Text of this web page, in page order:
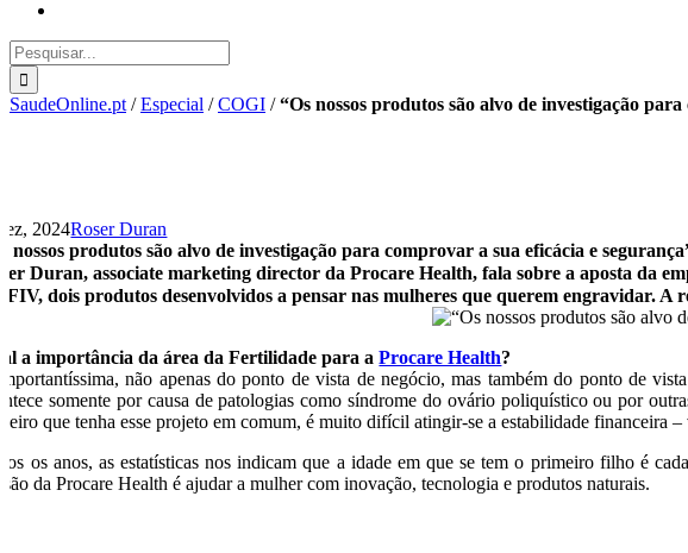
Pesquisar
SaudeOnline.pt /Especial /COGI /“Os nossos produtos são alvo de investigação
2024Roser Duran
nossos produtos são alvo de investigação para comprovar a sua eficácia e
Duran, associate marketing director da Procare Health, fala sobre a aposta da
dois produtos desenvolvidos a pensar nas mulheres que querem engravidar. A
a importância da área da Fertilidade para aProcare Health?
não apenas do ponto de vista de negócio, mas também do ponto de
somente por causa de patologias como síndrome do ovário poliquístico ou por
que tenha esse projeto em comum, é muito difícil atingir-se a estabilidade financeira
os anos, as estatísticas nos indicam que a idade em que se tem o primeiro filho é
da Procare Health é ajudar a mulher com inovação, tecnologia e produtos naturais.